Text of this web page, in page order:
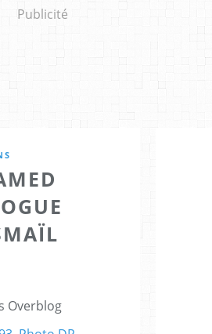
Publicité
Overblog